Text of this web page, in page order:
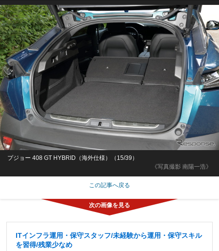
《写真撮影 南陽一浩》
プジョー 408 GT HYBRID（海外仕様）（15/39）
この記事へ戻る
ITインフラ運用・保守スタッフ/未経験から運用・保守スキル
を習得/残業少なめ